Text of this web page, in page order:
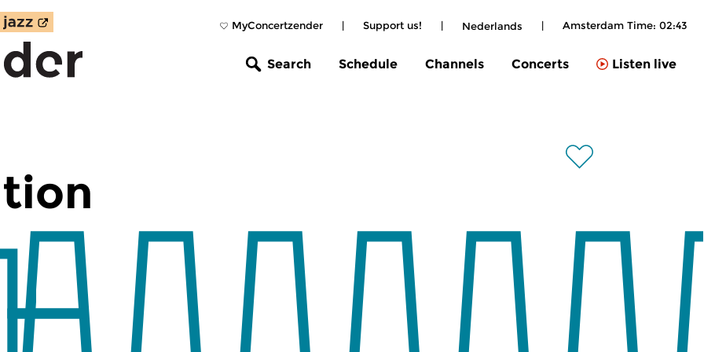
MyConcertzender | Support us! | Nederlands | Amsterdam Time: 02:43
Search Schedule Channels Concerts Listen live